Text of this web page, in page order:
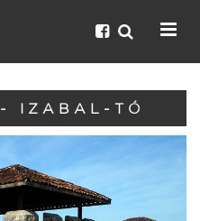
IZABAL-TÓ